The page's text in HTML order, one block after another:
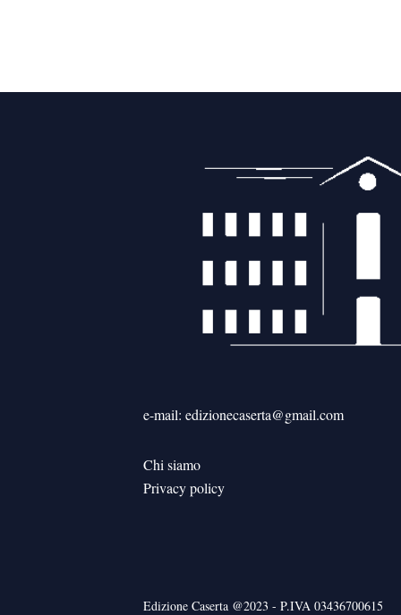
e-mail: edizionecaserta@gmail.com
Chi siamo
Privacy policy
Edizione Caserta @2023 - P.IVA 03436700615